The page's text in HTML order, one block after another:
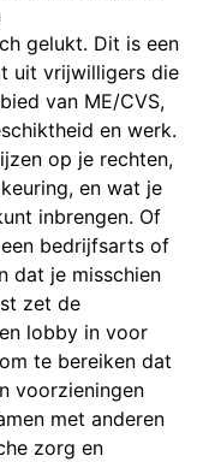
gelukt. Dit is een
uit vrijwilligers die
van ME/CVS,
en werk.
op je rechten,
en wat je
inbrengen. Of
bedrijfsarts of
dat je misschien
zet de
lobby in voor
te bereiken dat
voorzieningen
met anderen
zorg en